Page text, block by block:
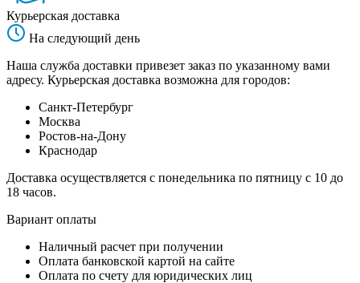
Курьерская доставка
На следующий день
Наша служба доставки привезет заказ по указанному вами
адресу. Курьерская доставка возможна для городов:
Санкт-Петербург
Москва
Ростов-на-Дону
Краснодар
Доставка осуществляется с понедельника по пятницу с 10 до
18 часов.
Вариант оплаты
Наличный расчет при получении
Оплата банковской картой на сайте
Оплата по счету для юридических лиц